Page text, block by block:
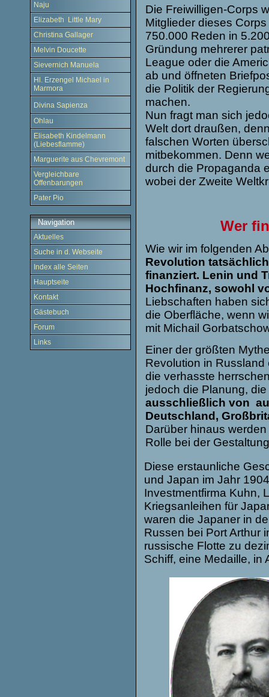
Naju
Elizabeth Little Mary
Christina Gallager
Melvin Doucette
Sievernich Manuela
Hl. Erzengel Michael in
Marmora
Divina Sapienza
Ohlau
Elisabeth Kindelmann
(Liebesflamme)
Marguerite aus Chevremont
Vergleichbare
Offenbarungen
Pater Pio
Navigation
Aktuelles
Suche in d. Webseite
Index alle Seiten
Hauptseite
Kontakt
Gästebuch
Forum
Links
Die Freiwilligen-Corps
Mitglieder dieses
750.000 Reden in
Gründung mehrerer
League oder die
ab und öffneten
die Politik der
machen.
Nun fragt man sich
Welt dort draußen,
falschen Worten
mitbekommen. Denn
durch die Propaganda
wobei der Zweite
Wer
Wie wir im folgenden
Revolution
finanziert. Lenin und
Hochfinanz, sowohl
Liebschaften haben
die Oberfläche, wenn
mit Michail
Einer der größten
Revolution in
die verhasste
jedoch die Planung,
ausschließlich von
Deutschland,
Darüber hinaus
Rolle bei der
Diese erstaunliche
und Japan im Jahr
Investmentfirma Kuhn,
Kriegsanleihen für
waren die Japaner in
Russen bei Port Arthur
russische Flotte zu
Schiff, eine Medaille, in